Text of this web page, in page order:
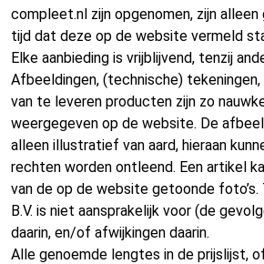
compleet.nl zijn opgenomen, zijn
tijd dat deze op de website vermeld
Elke aanbieding is vrijblijvend, tenzij
Afbeeldingen, (technische)
van te leveren producten zijn zo
weergegeven op de website. De
alleen illustratief van aard, hieraan
rechten worden ontleend. Een artikel
van de op de website getoonde
B.V. is niet aansprakelijk voor (de
daarin, en/of afwijkingen daarin.
Alle genoemde lengtes in de prijslijst,